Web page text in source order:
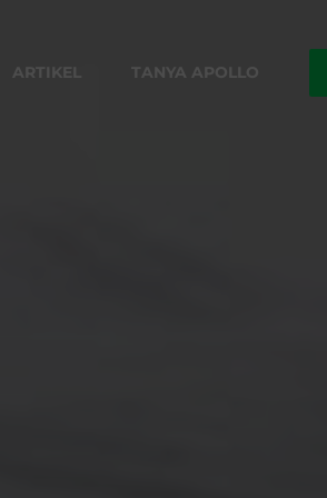
ARTIKEL TANYA APOLLO